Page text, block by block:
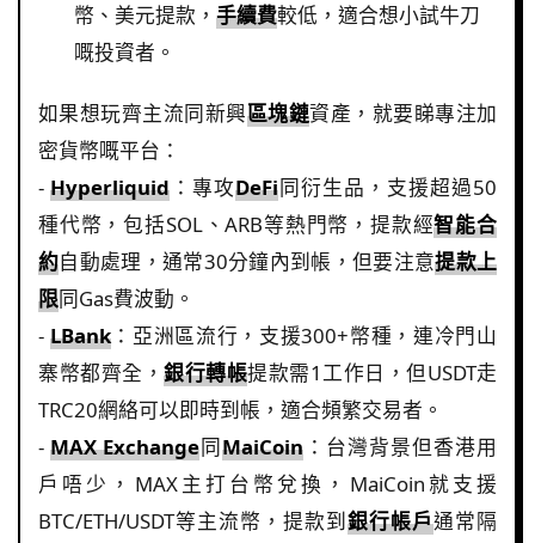
幣、美元提款， 手續費較低，適合想小試牛刀
嘅投資者。
如果想玩齊主流同新興區塊鏈資產，就要睇專注加
密貨幣嘅平台：
- Hyperliquid ：專攻DeFi同衍生品，支援超過50
種代幣，包括SOL、ARB等熱門幣，提款經智能合
約自動處理，通常30分鐘內到帳，但要注意提款上
限同Gas費波動。
- LBank：亞洲區流行，支援300+幣種，連冷門山
寨幣都齊全， 銀行轉帳提款需1工作日，但USDT走
TRC20網絡可以即時到帳，適合頻繁交易者。
- MAX Exchange同MaiCoin ：台灣背景但香港用
戶唔少，MAX主打台幣兌換，MaiCoin就支援
BTC/ETH/USDT等主流幣，提款到銀行帳戶通常隔